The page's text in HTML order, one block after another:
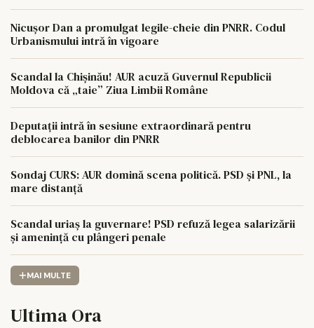
Nicușor Dan a promulgat legile-cheie din PNRR. Codul
Urbanismului intră în vigoare
Scandal la Chișinău! AUR acuză Guvernul Republicii
Moldova că „taie” Ziua Limbii Române
Deputații intră în sesiune extraordinară pentru
deblocarea banilor din PNRR
Sondaj CURS: AUR domină scena politică. PSD și PNL, la
mare distanță
Scandal uriaș la guvernare! PSD refuză legea salarizării
și amenință cu plângeri penale
MAI MULTE
Ultima Ora